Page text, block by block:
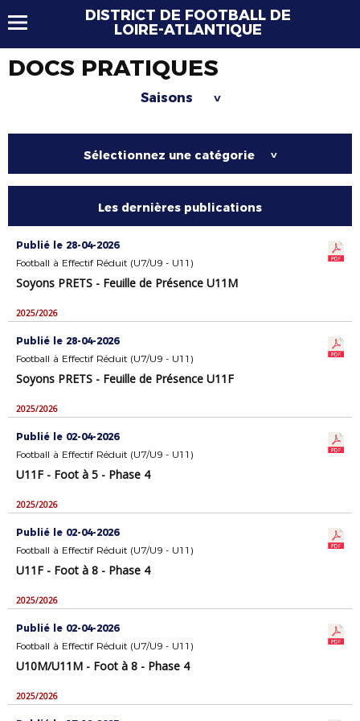
DISTRICT DE FOOTBALL DE
LOIRE-ATLANTIQUE
DOCS PRATIQUES
Saisons >
Sélectionnez une catégorie >
Les dernières publications
Publié le 28-04-2026
Football à Effectif Réduit (U7/U9 - U11)
Soyons PRETS - Feuille de Présence U11M
2025/2026
Publié le 28-04-2026
Football à Effectif Réduit (U7/U9 - U11)
Soyons PRETS - Feuille de Présence U11F
2025/2026
Publié le 02-04-2026
Football à Effectif Réduit (U7/U9 - U11)
U11F - Foot à 5 - Phase 4
2025/2026
Publié le 02-04-2026
Football à Effectif Réduit (U7/U9 - U11)
U11F - Foot à 8 - Phase 4
2025/2026
Publié le 02-04-2026
Football à Effectif Réduit (U7/U9 - U11)
U10M/U11M - Foot à 8 - Phase 4
2025/2026